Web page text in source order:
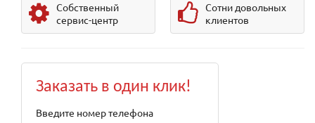
Собственный
сервис-центр
Сотни довольных
клиентов
Заказать в один клик!
Введите номер телефона